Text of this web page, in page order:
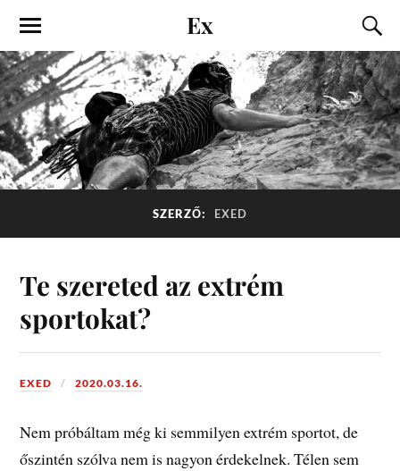
Ex
SZERZŐ: EXED
Te szereted az extrém
sportokat?
EXED 2020.03.16.
Nem próbáltam még ki semmilyen extrém sportot, de
őszintén szólva nem is nagyon érdekelnek. Télen sem